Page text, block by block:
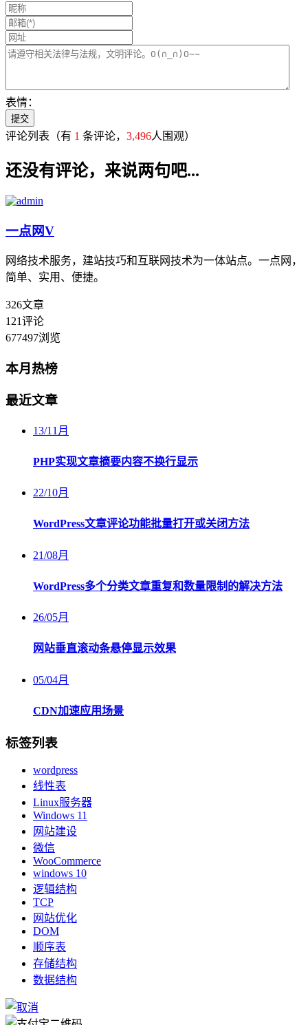
表情：
评论列表 （有 1 条评论， 3,496人围观）
还没有评论，来说两句吧...
一点网V
网络技术服务，建站技巧和互联网技术为一体站点。一点网，
简单、实用、便捷。
326文章
121评论
677497浏览
本月热榜
最近文章
13/11月
PHP实现文章摘要内容不换行显示
22/10月
WordPress文章评论功能批量打开或关闭方法
21/08月
WordPress多个分类文章重复和数量限制的解决方法
26/05月
网站垂直滚动条悬停显示效果
05/04月
CDN加速应用场景
标签列表
wordpress
线性表
Linux服务器
Windows 11
网站建设
微信
WooCommerce
windows 10
逻辑结构
TCP
网站优化
DOM
顺序表
存储结构
数据结构